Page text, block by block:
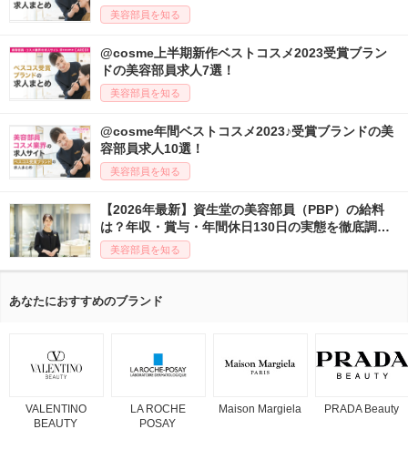
美容部員を知る
@cosme上半期新作ベストコスメ2023受賞ブラン
ドの美容部員求人7選！
美容部員を知る
@cosme年間ベストコスメ2023♪受賞ブランドの美
容部員求人10選！
美容部員を知る
【2026年最新】資生堂の美容部員（PBP）の給料
は？年収・賞与・年間休日130日の実態を徹底調
査！美容部員を知る
あなたにおすすめのブランド
VALENTINO
BEAUTY
LA ROCHE
POSAY
Maison Margiela PRADA Beauty